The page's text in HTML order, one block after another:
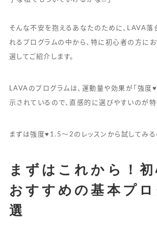
そんな不安を抱えるあなたのために、LAVA落
れるプログラムの中から、特に初心者の方に
選してご紹介します。
LAVAのプログラムは、運動量や効果が「強度♥
示されているので、直感的に選びやすいのが特
まずは強度♥1.5〜2のレッスンから試してみる
まずはこれから！初
おすすめの基本プ
選